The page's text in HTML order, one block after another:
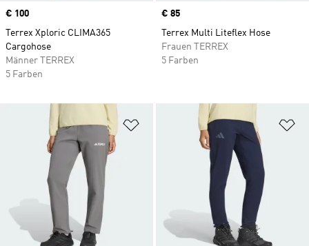
Price
€ 100
Terrex Xploric CLIMA365
Cargohose
Männer TERREX
5 Farben
Price
€ 85
Terrex Multi Liteflex Hose
Frauen TERREX
5 Farben
Zur Wunschliste hinzufügen